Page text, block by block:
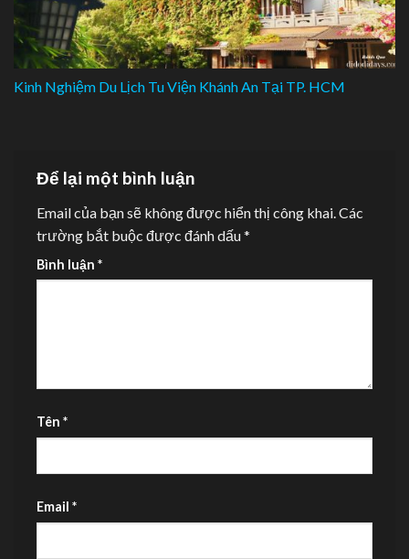
Kinh Nghiệm Du Lịch Tu Viện Khánh An Tại TP. HCM
Để lại một bình luận
Email của bạn sẽ không được hiển thị công khai. Các
trường bắt buộc được đánh dấu*
Bình luận *
Tên *
Email *